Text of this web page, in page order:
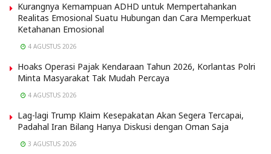
Kurangnya Kemampuan ADHD untuk Mempertahankan
Realitas Emosional Suatu Hubungan dan Cara Memperkuat
Ketahanan Emosional
4 AGUSTUS 2026
Hoaks Operasi Pajak Kendaraan Tahun 2026, Korlantas Polri
Minta Masyarakat Tak Mudah Percaya
4 AGUSTUS 2026
Lag-lagi Trump Klaim Kesepakatan Akan Segera Tercapai,
Padahal Iran Bilang Hanya Diskusi dengan Oman Saja
3 AGUSTUS 2026